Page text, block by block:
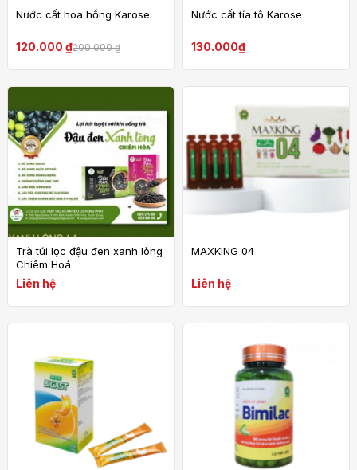
Nước cất hoa hồng Karose
120.000 ₫200.000 ₫
Nước cất tía tô Karose
130.000₫
Trà túi lọc đậu đen xanh lòng
Chiêm Hoá
Liên hệ
MAXKING 04
Liên hệ